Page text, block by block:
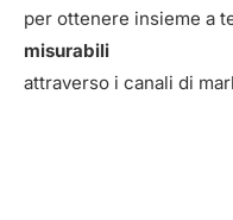
per ottenere insieme a
misurabili
attraverso i canali di